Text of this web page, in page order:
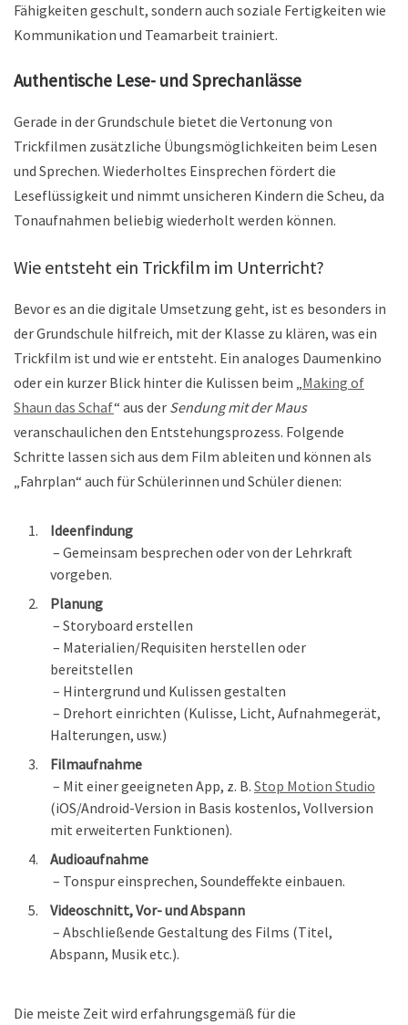
Fähigkeiten geschult, sondern auch soziale Fertigkeiten wie
Kommunikation und Teamarbeit trainiert.
Authentische Lese- und Sprechanlässe
Gerade in der Grundschule bietet die Vertonung von
Trickfilmen zusätzliche Übungsmöglichkeiten beim Lesen
und Sprechen. Wiederholtes Einsprechen fördert die
Leseflüssigkeit und nimmt unsicheren Kindern die Scheu, da
Tonaufnahmen beliebig wiederholt werden können.
Wie entsteht ein Trickfilm im Unterricht?
Bevor es an die digitale Umsetzung geht, ist es besonders in
der Grundschule hilfreich, mit der Klasse zu klären, was ein
Trickfilm ist und wie er entsteht. Ein analoges Daumenkino
oder ein kurzer Blick hinter die Kulissen beim „Making of
Shaun das Schaf“ aus der Sendung mit der Maus
veranschaulichen den Entstehungsprozess. Folgende
Schritte lassen sich aus dem Film ableiten und können als
„Fahrplan“ auch für Schülerinnen und Schüler dienen:
Ideenfindung
– Gemeinsam besprechen oder von der Lehrkraft
vorgeben.
Planung
– Storyboard erstellen
– Materialien/Requisiten herstellen oder
bereitstellen
– Hintergrund und Kulissen gestalten
– Drehort einrichten (Kulisse, Licht, Aufnahmegerät,
Halterungen, usw.)
Filmaufnahme
– Mit einer geeigneten App, z. B. Stop Motion Studio
(iOS/Android-Version in Basis kostenlos, Vollversion
mit erweiterten Funktionen).
Audioaufnahme
– Tonspur einsprechen, Soundeffekte einbauen.
Videoschnitt, Vor- und Abspann
– Abschließende Gestaltung des Films (Titel,
Abspann, Musik etc.).
Die meiste Zeit wird erfahrungsgemäß für die